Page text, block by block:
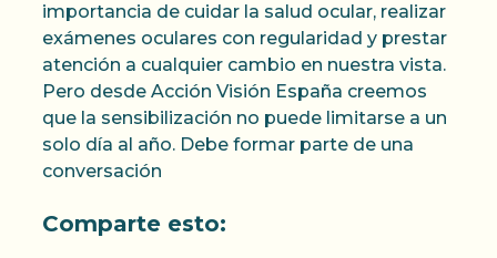
importancia de cuidar la salud ocular, realizar
exámenes oculares con regularidad y prestar
atención a cualquier cambio en nuestra vista.
Pero desde Acción Visión España creemos
que la sensibilización no puede limitarse a un
solo día al año. Debe formar parte de una
conversación
Comparte esto: